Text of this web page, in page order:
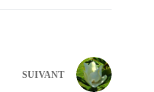
SUIVANT